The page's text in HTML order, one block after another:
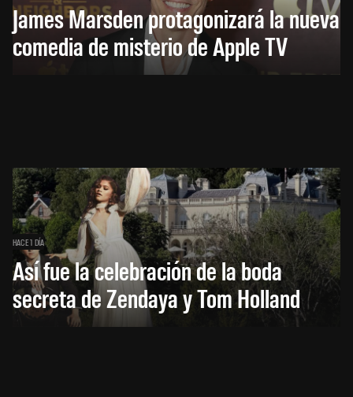
James Marsden protagonizará la nueva
comedia de misterio de Apple TV
HACE 1 DÍA
Así fue la celebración de la boda
secreta de Zendaya y Tom Holland